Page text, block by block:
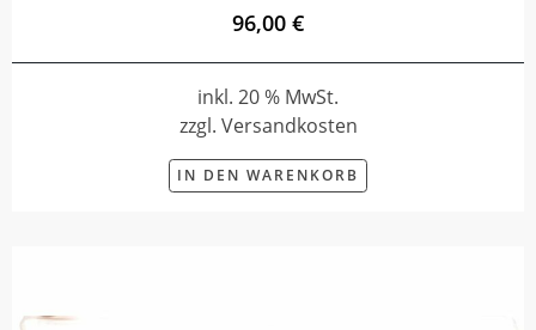
96,00 €
inkl. 20 % MwSt.
zzgl. Versandkosten
IN DEN WARENKORB